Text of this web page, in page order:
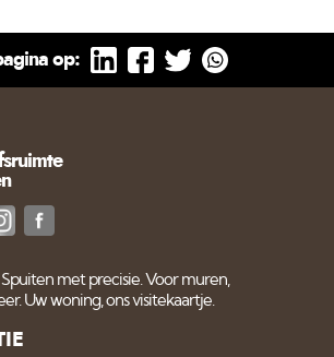
op:
met precisie. Voor muren,
Uw woning, ons visitekaartje.